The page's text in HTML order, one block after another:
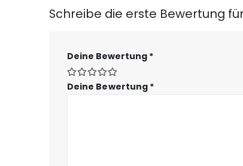
Schreibe die erste Bewertung
Deine Bewertung *
Deine Bewertung *